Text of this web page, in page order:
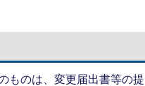
ものは、変更届出書等の